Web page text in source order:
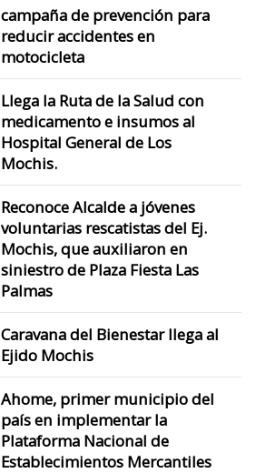
campaña de prevención para
reducir accidentes en
motocicleta
Llega la Ruta de la Salud con
medicamento e insumos al
Hospital General de Los
Mochis.
Reconoce Alcalde a jóvenes
voluntarias rescatistas del Ej.
Mochis, que auxiliaron en
siniestro de Plaza Fiesta Las
Palmas
Caravana del Bienestar llega al
Ejido Mochis
Ahome, primer municipio del
país en implementar la
Plataforma Nacional de
Establecimientos Mercantiles